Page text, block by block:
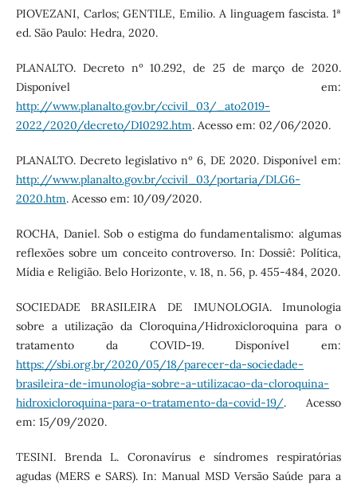
PIOVEZANI, Carlos; GENTILE, Emilio. A linguagem fascista. 1ª
ed. São Paulo: Hedra, 2020.
PLANALTO. Decreto nº 10.292, de 25 de março de 2020.
Disponível em:
http://www.planalto.gov.br/ccivil_03/_ato2019-
2022/2020/decreto/D10292.htm. Acesso em: 02/06/2020.
PLANALTO. Decreto legislativo nº 6, DE 2020. Disponível em:
http://www.planalto.gov.br/ccivil_03/portaria/DLG6-
2020.htm. Acesso em: 10/09/2020.
ROCHA, Daniel. Sob o estigma do fundamentalismo: algumas
reflexões sobre um conceito controverso. In: Dossiê: Política,
Mídia e Religião. Belo Horizonte, v. 18, n. 56, p. 455-484, 2020.
SOCIEDADE BRASILEIRA DE IMUNOLOGIA. Imunologia
sobre a utilização da Cloroquina/Hidroxicloroquina para o
tratamento da COVID-19. Disponível em:
https://sbi.org.br/2020/05/18/parecer-da-sociedade-
brasileira-de-imunologia-sobre-a-utilizacao-da-cloroquina-
hidroxicloroquina-para-o-tratamento-da-covid-19/. Acesso
em: 15/09/2020.
TESINI. Brenda L. Coronavírus e síndromes respiratórias
agudas (MERS e SARS). In: Manual MSD Versão Saúde para a